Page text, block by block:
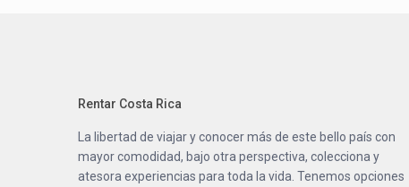
Rentar Costa Rica
La libertad de viajar y conocer más de este bello país con
mayor comodidad, bajo otra perspectiva, colecciona y
atesora experiencias para toda la vida. Tenemos opciones